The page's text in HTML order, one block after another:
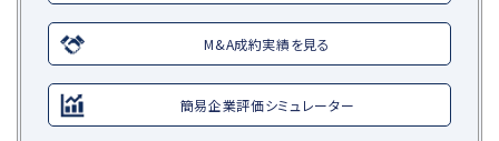
M&A成約実績を見る
簡易企業評価シミュレーター